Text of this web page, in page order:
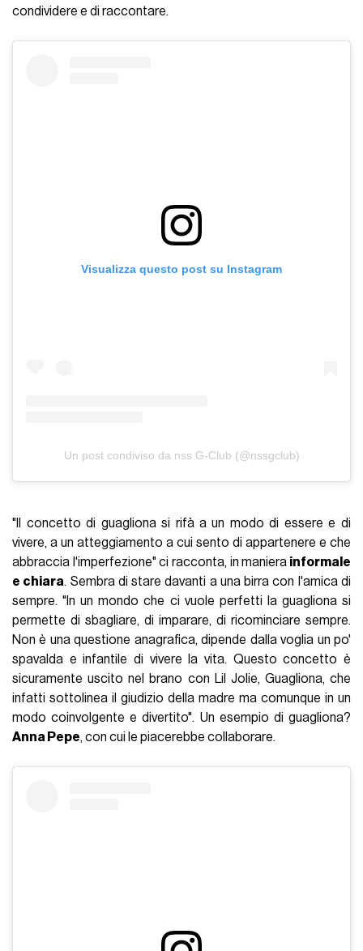
condividere e di raccontare.
Visualizza questo post su Instagram
Un post condiviso da nss G-Club (@nssgclub)
"Il concetto di guagliona si rifà a un modo di essere e di
vivere, a un atteggiamento a cui sento di appartenere e che
abbraccia l'imperfezione" ci racconta, in maniera informale
e chiara. Sembra di stare davanti a una birra con l'amica di
sempre. "In un mondo che ci vuole perfetti la guagliona si
permette di sbagliare, di imparare, di ricominciare sempre.
Non è una questione anagrafica, dipende dalla voglia un po'
spavalda e infantile di vivere la vita. Questo concetto è
sicuramente uscito nel brano con Lil Jolie, Guagliona, che
infatti sottolinea il giudizio della madre ma comunque in un
modo coinvolgente e divertito". Un esempio di guagliona?
Anna Pepe, con cui le piacerebbe collaborare.